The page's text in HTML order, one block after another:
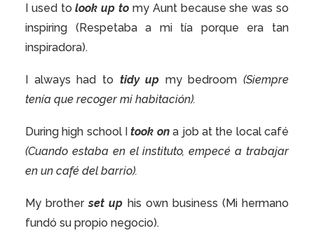
I used tolook up to my Aunt because she was so
inspiring (Respetaba a mi tía porque era tan
inspiradora).
I always had to tidy up my bedroom (Siempre
tenía que recoger mi habitación).
During high school Itook ona job at the local café
(Cuando estaba en el instituto, empecé a trabajar
en un café del barrio).
My brotherset up his own business (Mi hermano
fundó su propio negocio).